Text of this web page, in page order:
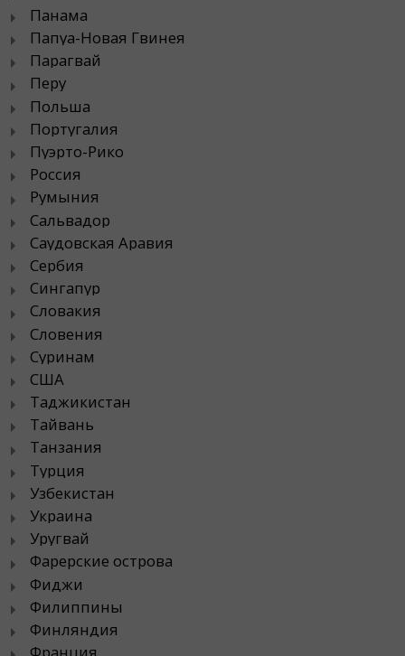
Панама
Папуа-Новая Гвинея
Парагвай
Перу
Польша
Португалия
Пуэрто-Рико
Россия
Румыния
Сальвадор
Саудовская Аравия
Сербия
Сингапур
Словакия
Словения
Суринам
США
Таджикистан
Тайвань
Танзания
Турция
Узбекистан
Украина
Уругвай
Фарерские острова
Фиджи
Филиппины
Финляндия